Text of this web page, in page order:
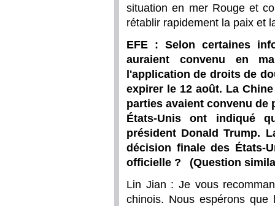
situation en mer Rouge et
rétablir rapidement la paix et
EFE : Selon certaines
auraient convenu en
l'application de droits de
expirer le 12 août. La
parties avaient convenu
États-Unis ont indiqué
président Donald Trump.
décision finale des États-
officielle ? (Question
Lin Jian : Je vous
chinois. Nous espérons que